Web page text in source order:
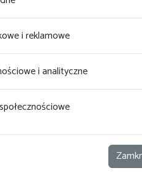
Zobacz
i reklamowe
i analityczne